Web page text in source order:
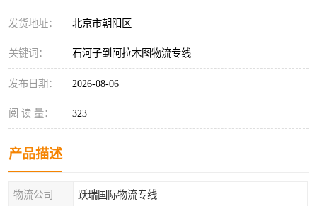
发货地址： 北京市朝阳区
关键词： 石河子到阿拉木图物流专线
发布日期： 2026-08-06
阅 读 量： 323
产品描述
物流公司 跃瑞国际物流专线